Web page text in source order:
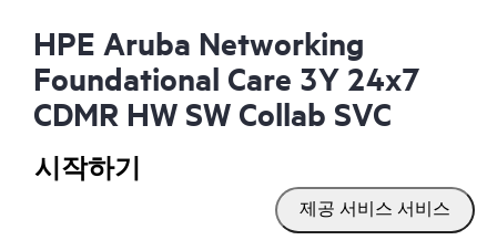
HPE Aruba Networking
Foundational Care 3Y 24x7
CDMR HW SW Collab SVC
시작하기
제공 서비스 서비스